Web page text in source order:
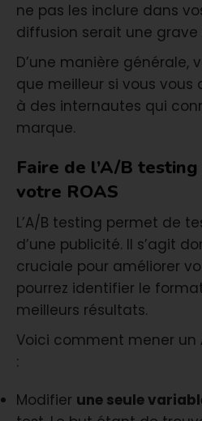
ne pas les inclure dans
diffusion serait une grave
D’une manière générale,
que meilleur si vous
à des internautes qui
marque.
Faire de l’A/B
votre ROAS
L’A/B testing permet de
d’une publicité. Il s’agit
cruciale pour améliorer
pourrez identifier le
meilleurs résultats.
Voici comment mener un
:
Modifier une seule